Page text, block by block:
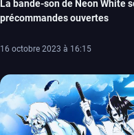
La bande-son de Neon White
précommandes ouvertes
16 octobre 2023 à 16:15